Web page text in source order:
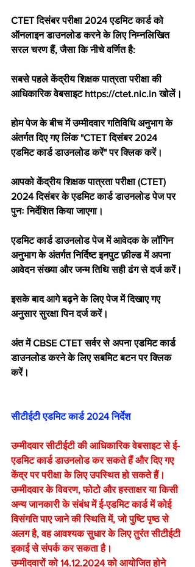
CTET दिसंबर परीक्षा 2024 एडमिट कार्ड को
ऑनलाइन डाउनलोड करने के लिए निम्नलिखित
सरल चरण हैं, जैसा कि नीचे वर्णित है:
सबसे पहले केंद्रीय शिक्षक पात्रता परीक्षा की
आधिकारिक वेबसाइट https://ctet.nic.in खोलें।
होम पेज के बीच में उम्मीदवार गतिविधि अनुभाग के
अंतर्गत दिए गए लिंक "CTET दिसंबर 2024
एडमिट कार्ड डाउनलोड करें" पर क्लिक करें।
आपको केंद्रीय शिक्षक पात्रता परीक्षा (CTET)
2024 दिसंबर के एडमिट कार्ड डाउनलोड पेज पर
पुनः निर्देशित किया जाएगा।
एडमिट कार्ड डाउनलोड पेज में आवेदक के लॉगिन
अनुभाग के अंतर्गत निर्दिष्ट इनपुट फ़ील्ड में अपना
आवेदन संख्या और जन्म तिथि सही ढंग से दर्ज करें।
इसके बाद आगे बढ़ने के लिए पेज में दिखाए गए
अनुसार सुरक्षा पिन दर्ज करें।
अंत में CBSE CTET सर्वर से अपना एडमिट कार्ड
डाउनलोड करने के लिए सबमिट बटन पर क्लिक
करें।
सीटीईटी एडमिट कार्ड 2024 निर्देश
उम्मीदवार सीटीईटी की आधिकारिक वेबसाइट से ई-
एडमिट कार्ड डाउनलोड कर सकते हैं और दिए गए
केंद्र पर परीक्षा के लिए उपस्थित हो सकते हैं।
उम्मीदवार के विवरण, फोटो और हस्ताक्षर या किसी
अन्य जानकारी के संबंध में ई-एडमिट कार्ड में कोई
विसंगति पाए जाने की स्थिति में, जो पुष्टि पृष्ठ से
अलग है, वह आवश्यक सुधार के लिए तुरंत सीटीईटी
इकाई से संपर्क कर सकता है।
उम्मीदवारों को 14.12.2024 को आयोजित होने